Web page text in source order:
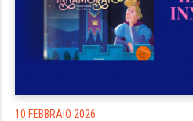
10 FEBBRAIO 2026